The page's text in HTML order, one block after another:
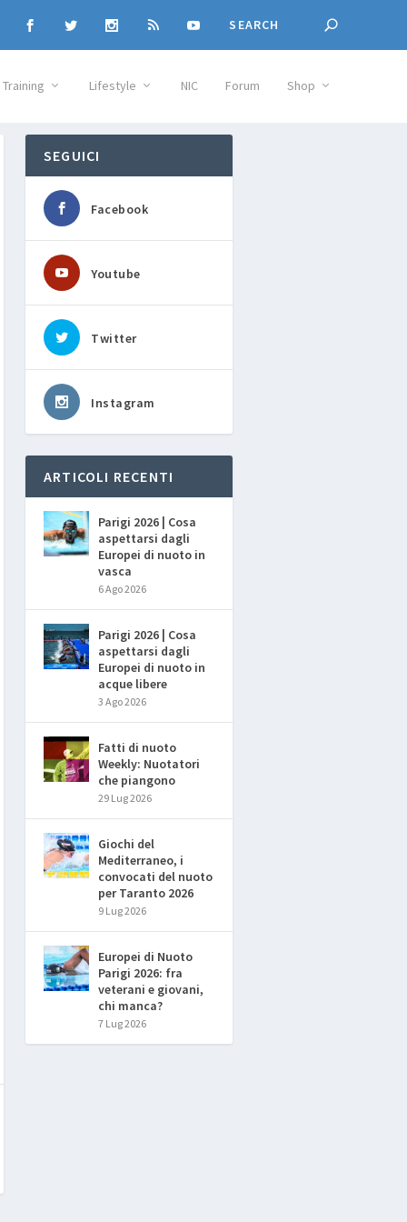
Training Lifestyle NIC Forum Shop
SEGUICI
Facebook
Youtube
Twitter
Instagram
ARTICOLI RECENTI
Parigi 2026 | Cosa
aspettarsi dagli
Europei di nuoto in
vasca
6 Ago 2026
Parigi 2026 | Cosa
aspettarsi dagli
Europei di nuoto in
acque libere
3 Ago 2026
Fatti di nuoto
Weekly: Nuotatori
che piangono
29 Lug 2026
Giochi del
Mediterraneo, i
convocati del nuoto
per Taranto 2026
9 Lug 2026
Europei di Nuoto
Parigi 2026: fra
veterani e giovani,
chi manca?
7 Lug 2026